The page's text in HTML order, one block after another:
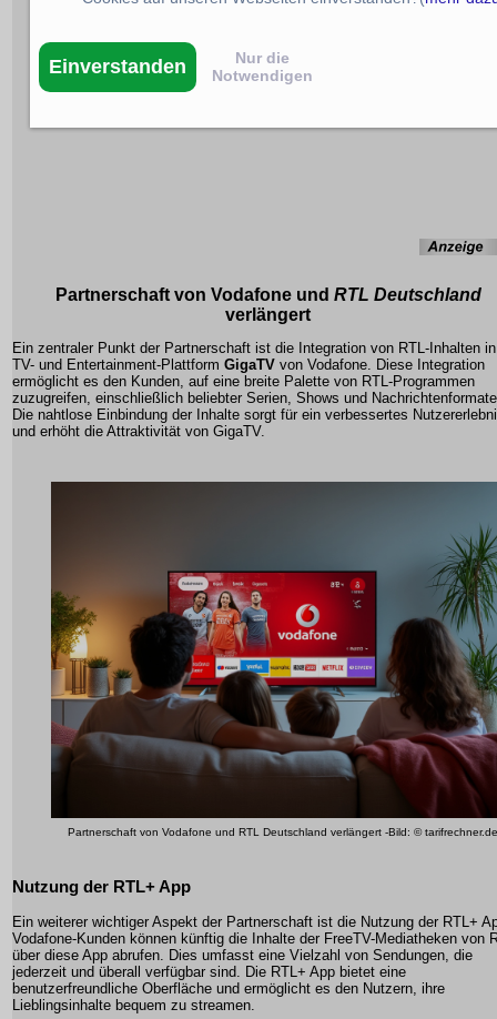
Partnerschaftvon Vodafoneund RTL Deutschland
verlängert
Ein zentraler Punkt der Partnerschaft ist die Integration von RTL-Inhalten
TV- und Entertainment-Plattform GigaTV von Vodafone. Diese Integration
ermöglicht es den Kunden, auf eine breite Palette von RTL-Programmen
zuzugreifen, einschließlich beliebter Serien, Shows und
Die nahtlose Einbindung der Inhalte sorgt für ein verbessertes
und erhöht die Attraktivität von GigaTV.
Partnerschaft von Vodafone und RTL Deutschland verlängert -Bild: © tarifrechner.de
Nutzung der RTL+ App
Ein weiterer wichtiger Aspekt der Partnerschaft ist die Nutzung der RTL+
Vodafone-Kunden können künftig die Inhalte der FreeTV-Mediatheken von
über diese App abrufen. Dies umfasst eine Vielzahl von Sendungen, die
jederzeit und überall verfügbar sind. Die RTL+ App bietet eine
benutzerfreundliche Oberfläche und ermöglicht es den Nutzern, ihre
Lieblingsinhalte bequem zu streamen.
Einverstanden
Nur die
Notwendigen